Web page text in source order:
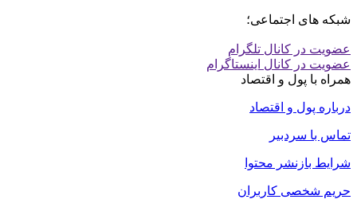
شبکه های اجتماعی؛
عضویت در کانال تلگرام
عضویت در کانال اینستاگرام
همراه با پول و اقتصاد
درباره پول و اقتصاد
تماس با سردبیر
شرایط بازنشر محتوا
حریم شخصی کاربران